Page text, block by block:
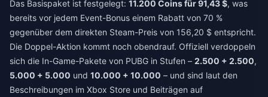
Das Basispaket ist festgelegt: 11.200 Coins für 91,43 $, was
bereits vor jedem Event-Bonus einem Rabatt von 70 %
gegenüber dem direkten Steam-Preis von 156,20 $ entspricht.
Die Doppel-Aktion kommt noch obendrauf. Offiziell verdoppeln
sich die In-Game-Pakete von PUBG in Stufen – 2.500 + 2.500,
5.000 + 5.000 und 10.000 + 10.000 – und sind laut den
Beschreibungen im Xbox Store und Beiträgen auf